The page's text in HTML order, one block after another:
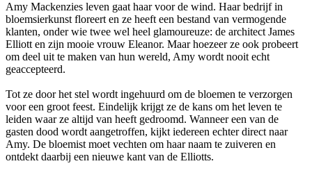
Amy Mackenzies leven gaat haar voor de wind. Haar bedrijf in
bloemsierkunst floreert en ze heeft een bestand van vermogende
klanten, onder wie twee wel heel glamoureuze: de architect James
Elliott en zijn mooie vrouw Eleanor. Maar hoezeer ze ook probeert
om deel uit te maken van hun wereld, Amy wordt nooit echt
geaccepteerd.
Tot ze door het stel wordt ingehuurd om de bloemen te verzorgen
voor een groot feest. Eindelijk krijgt ze de kans om het leven te
leiden waar ze altijd van heeft gedroomd. Wanneer een van de
gasten dood wordt aangetroffen, kijkt iedereen echter direct naar
Amy. De bloemist moet vechten om haar naam te zuiveren en
ontdekt daarbij een nieuwe kant van de Elliotts.